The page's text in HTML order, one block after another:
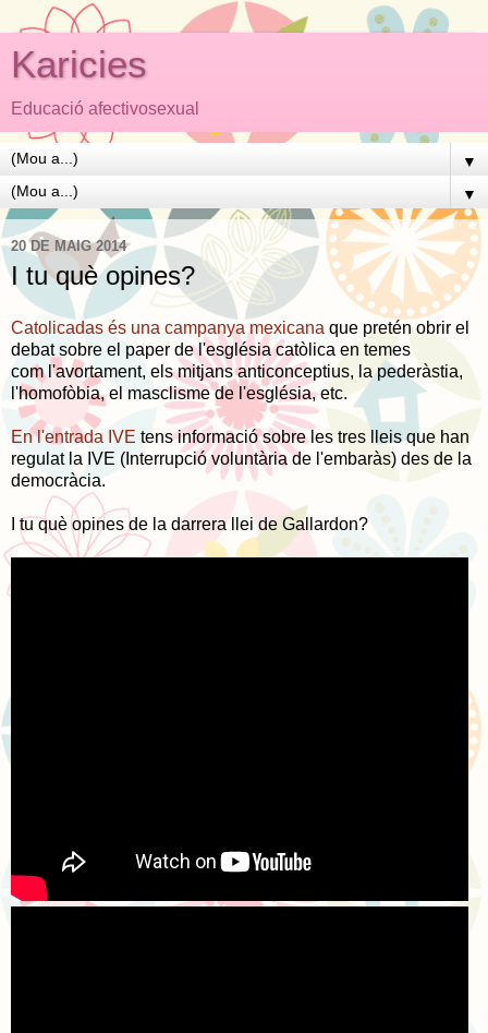
Karicies
Educació afectivosexual
▼
▼
20 DE MAIG 2014
I tu què opines?
Catolicadas és una campanya mexicana que pretén obrir el
debat sobre el paper de l'església catòlica en temes
com l'avortament, els mitjans anticonceptius, la pederàstia,
l'homofòbia, el masclisme de l'església, etc.
En l'entrada IVE tens informació sobre les tres lleis que han
regulat la IVE (Interrupció voluntària de l'embaràs) des de la
democràcia.
I tu què opines de la darrera llei de Gallardon?